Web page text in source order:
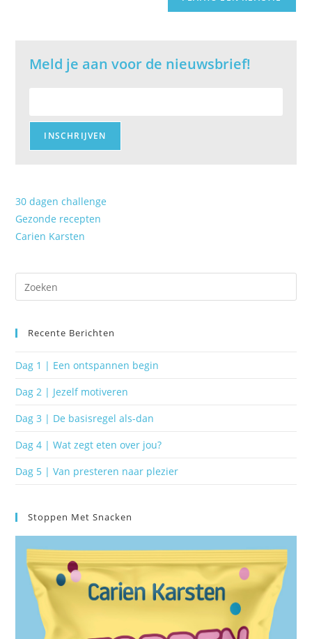
Meld je aan voor de nieuwsbrief!
30 dagen challenge
Gezonde recepten
Carien Karsten
Recente Berichten
Dag 1 | Een ontspannen begin
Dag 2 | Jezelf motiveren
Dag 3 | De basisregel als-dan
Dag 4 | Wat zegt eten over jou?
Dag 5 | Van presteren naar plezier
Stoppen Met Snacken